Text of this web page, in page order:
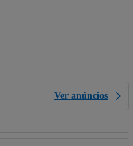
Ver anúncios